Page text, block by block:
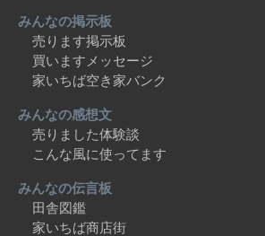
みんなの掲示板
売ります掲示板
買いますメッセージ
家いちば空き家バンク
みんなの感想文
売りました体験談
こんな風に使ってます
みんなの伝言板
田舎図鑑
家いちば商店街